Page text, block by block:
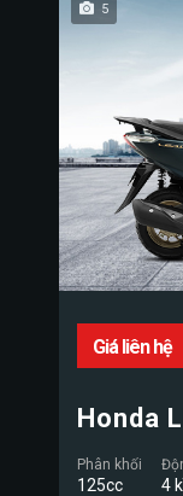
5
Giá liên hệ
Honda
Phân khối
125cc 4